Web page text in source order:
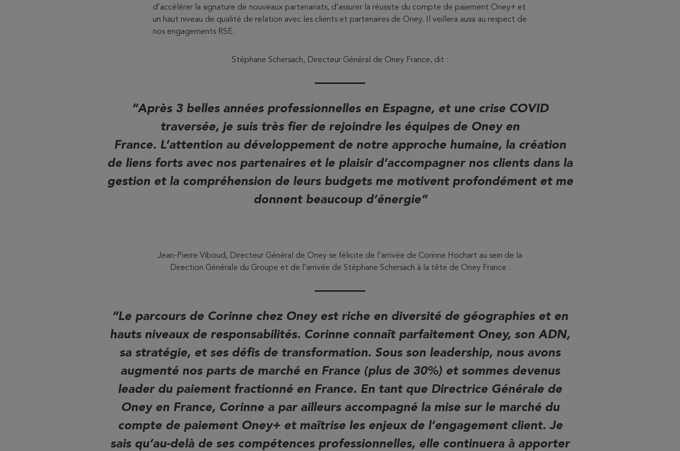
d’accélérer la signature de nouveaux partenariats, d’assurer la réussite du compte de paiement Oney+ et
un haut niveau de qualité de relation avec les clients et partenaires de Oney. Il veillera aussi au respect de
nos engagements RSE.
Stéphane Schersach, Directeur Général de Oney France, dit :
Après 3 belles années professionnelles en Espagne, et une crise COVID
traversée, je suis très fier de rejoindre les équipes de Oney en
France. L’attention au développement de notre approche humaine, la création
de liens forts avec nos partenaires et le plaisir d’accompagner nos clients dans la
gestion et la compréhension de leurs budgets me motivent profondément et me
donnent beaucoup d’énergie
Jean-Pierre Viboud, Directeur Général de Oney se félicite de l’arrivée de Corinne Hochart au sein de la
Direction Générale du Groupe et de l’arrivée de Stéphane Schersach à la tête de Oney France :
Le parcours de Corinne chez Oney est riche en diversité de géographies et en
hauts niveaux de responsabilités. Corinne connaît parfaitement Oney, son ADN,
sa stratégie, et ses défis de transformation. Sous son leadership, nous avons
augmenté nos parts de marché en France (plus de 30%) et sommes devenus
leader du paiement fractionné en France. En tant que Directrice Générale de
Oney en France, Corinne a par ailleurs accompagné la mise sur le marché du
compte de paiement Oney+ et maîtrise les enjeux de l’engagement client. Je
sais qu’au-delà de ses compétences professionnelles, elle continuera à apporter